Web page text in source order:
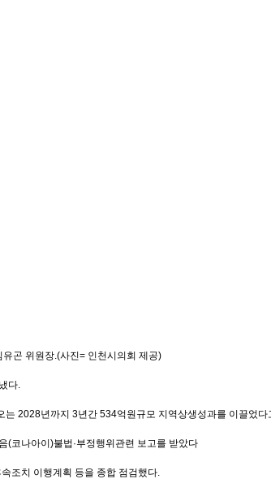
곤 위원장.(사진= 인천시의회 제공)
다.
2028년까지 3년간 534억원규모 지역상생성과를 이끌었다
(코나아이)불법·부정행위관련 보고를 받았다
조치 이행계획 등을 종합 점검했다.